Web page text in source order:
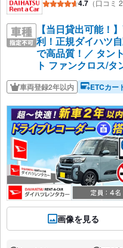
4.7 （口コミ
【当日貸出可能！
利！正規ダイハツ
で高品質！／ タン
ト ファンクロス/タ
車両登録2年以内 ETCカー
画像を見る